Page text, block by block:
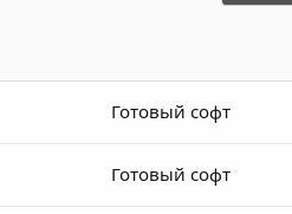
Готовый софт
Готовый софт